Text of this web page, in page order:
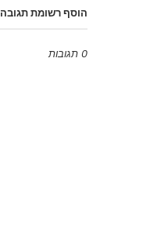
הוסף רשומת תגובה
0 תגובות